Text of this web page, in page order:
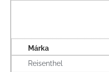
Márka
Reisenthel